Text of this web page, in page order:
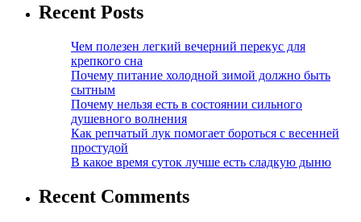
Recent Posts
Чем полезен легкий вечерний перекус для
крепкого сна
Почему питание холодной зимой должно быть
сытным
Почему нельзя есть в состоянии сильного
душевного волнения
Как репчатый лук помогает бороться с весенней
простудой
В какое время суток лучше есть сладкую дыню
Recent Comments